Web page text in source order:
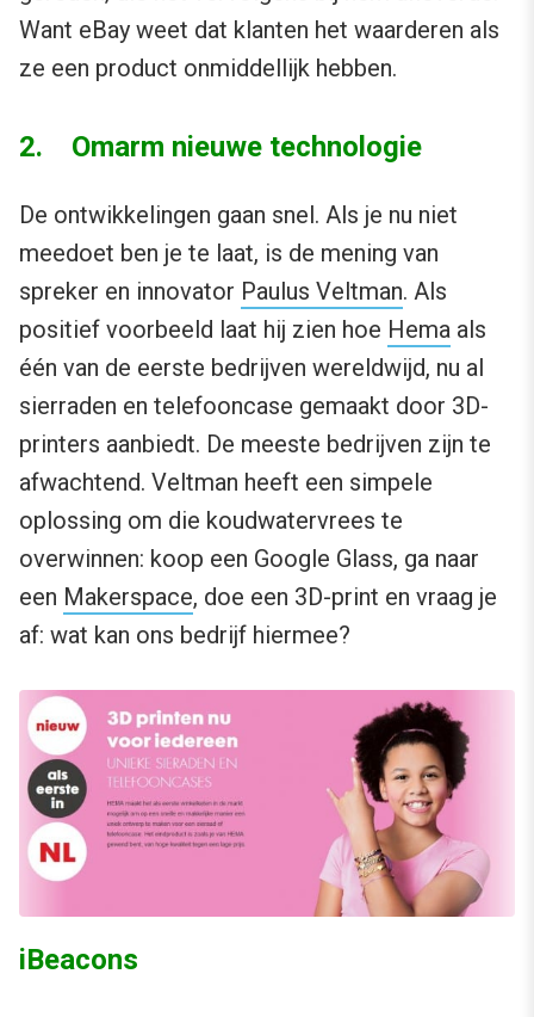
Want eBay weet dat klanten het waarderen als
ze een product onmiddellijk hebben.
2. Omarm nieuwe technologie
De ontwikkelingen gaan snel. Als je nu niet
meedoet ben je te laat, is de mening van
spreker en innovator Paulus Veltman. Als
positief voorbeeld laat hij zien hoe Hema als
één van de eerste bedrijven wereldwijd, nu al
sierraden en telefooncase gemaakt door 3D-
printers aanbiedt. De meeste bedrijven zijn te
afwachtend. Veltman heeft een simpele
oplossing om die koudwatervrees te
overwinnen: koop een Google Glass, ga naar
een Makerspace, doe een 3D-print en vraag je
af: wat kan ons bedrijf hiermee?
iBeacons